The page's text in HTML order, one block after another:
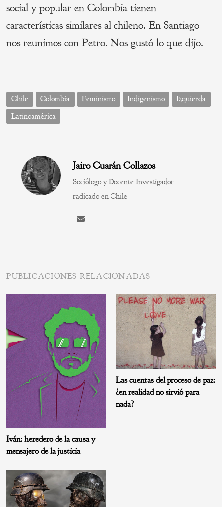
social y popular en Colombia tienen
características similares al chileno. En Santiago
nos reunimos con Petro. Nos gustó lo que dijo.
Chile Colombia Feminismo Indigenismo
Izquierda
Latinoamérica
Jairo Cuarán Collazos
Sociólogo y Docente Investigador
radicado en Chile
PUBLICACIONES RELACIONADAS
Iván: heredero de la causa y
mensajero de la justicia
Las cuentas del proceso de paz:
¿en realidad no sirvió para
nada?